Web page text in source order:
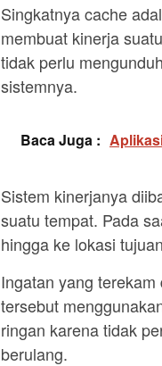
Singkatnya cache
membuat kinerja
tidak perlu
sistemnya.
Baca Juga :
Sistem kinerjanya
suatu tempat. Pada
hingga ke lokasi
Ingatan yang
tersebut
ringan karena tidak
berulang.